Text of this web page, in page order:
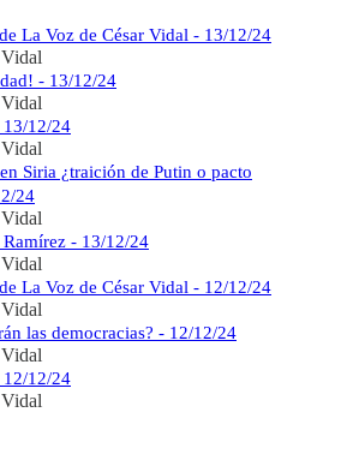
La Voz de César Vidal - 13/12/24
- 13/12/24
13/12/24
Siria ¿traición de Putin o pacto
24
- 13/12/24
La Voz de César Vidal - 12/12/24
las democracias? - 12/12/24
12/12/24